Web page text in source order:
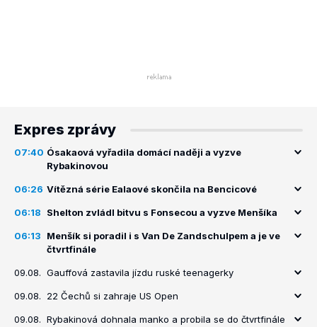
Expres zprávy
07:40 Ósakaová vyřadila domácí naději a vyzve
Rybakinovou
06:26 Vítězná série Ealaové skončila na Bencicové
06:18 Shelton zvládl bitvu s Fonsecou a vyzve Menšíka
06:13
Menšík si poradil i s Van De Zandschulpem a je ve
čtvrtfinále
09.08. Gauffová zastavila jízdu ruské teenagerky
09.08. 22 Čechů si zahraje US Open
09.08. Rybakinová dohnala manko a probila se do čtvrtfinále